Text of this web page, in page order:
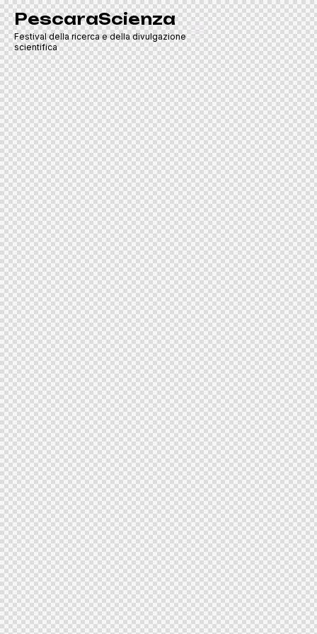
PescaraScienza
Festival della ricerca e della divulgazione
scientifica